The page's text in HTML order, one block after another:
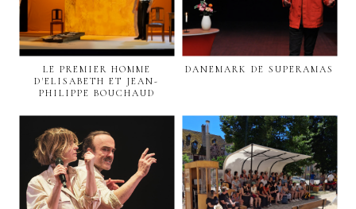
LE PREMIER HOMME
D'ELISABETH ET JEAN-
PHILIPPE BOUCHAUD
DANEMARK DE SUPERAMAS